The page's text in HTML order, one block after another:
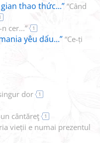
thao thức...”“Când
n cer...” 1
yêu dấu...” “Ce-ți
dor 1
cântăreţ 1
vieții e numai prezentul